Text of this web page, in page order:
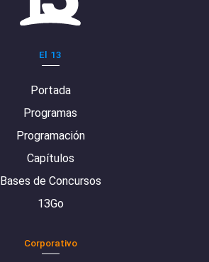
El 13
Portada
Programas
Programación
Capítulos
Bases de Concursos
13Go
Corporativo